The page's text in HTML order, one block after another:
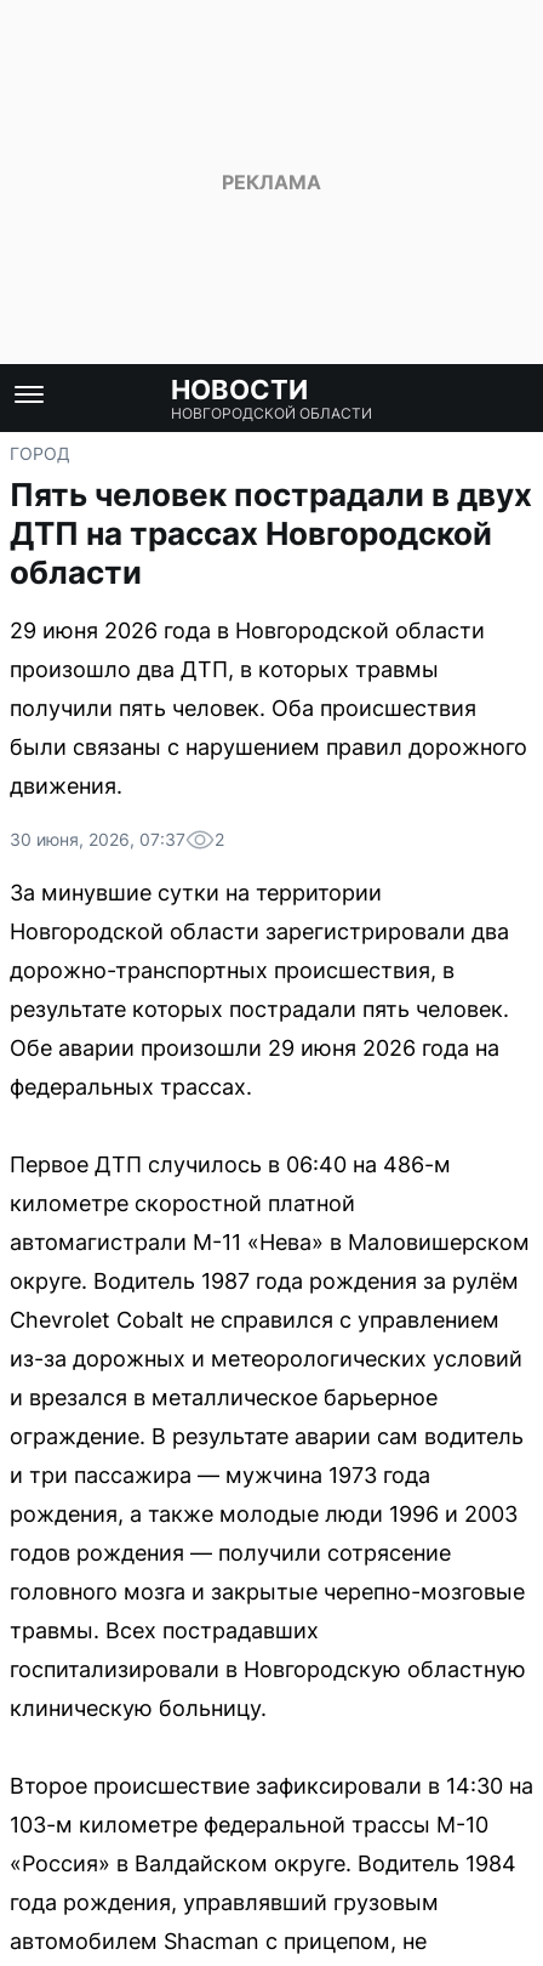
НОВОСТИ
НОВГОРОДСКОЙ ОБЛАСТИ
ГОРОД
Пять человек пострадали в двух
ДТП на трассах Новгородской
области
29 июня 2026 года в Новгородской области
произошло два ДТП, в которых травмы
получили пять человек. Оба происшествия
были связаны с нарушением правил дорожного
движения.
30 июня, 2026, 07:37 2
За минувшие сутки на территории
Новгородской области зарегистрировали два
дорожно-транспортных происшествия, в
результате которых пострадали пять человек.
Обе аварии произошли 29 июня 2026 года на
федеральных трассах.
Первое ДТП случилось в 06:40 на 486-м
километре скоростной платной
автомагистрали М-11 «Нева» в Маловишерском
округе. Водитель 1987 года рождения за рулём
Chevrolet Cobalt не справился с управлением
из-за дорожных и метеорологических условий
и врезался в металлическое барьерное
ограждение. В результате аварии сам водитель
и три пассажира — мужчина 1973 года
рождения, а также молодые люди 1996 и 2003
годов рождения — получили сотрясение
головного мозга и закрытые черепно-мозговые
травмы. Всех пострадавших
госпитализировали в Новгородскую областную
клиническую больницу.
Второе происшествие зафиксировали в 14:30 на
103-м километре федеральной трассы М-10
«Россия» в Валдайском округе. Водитель 1984
года рождения, управлявший грузовым
автомобилем Shacman с прицепом, не